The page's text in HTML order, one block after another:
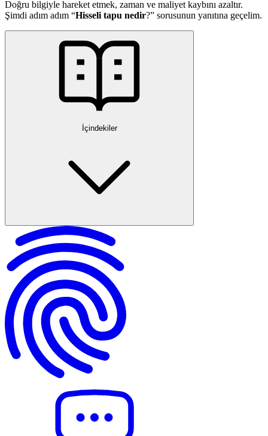
Doğru bilgiyle hareket etmek, zaman ve maliyet kaybını azaltır.
Şimdi adım adım “Hisseli tapu nedir?” sorusunun yanıtına geçelim.
İçindekiler
Hisseli Tapu Nedir?
Elbirliği ve Paylı Mülkiyet Kavramları
Hisseli Tapuda Pay Oranları ve Paydaşlar
Hisseli Tapuda Mülkiyet Hakları
Hisseli Tapu ile Tam Tapu Arasındaki Farklar
Hisseli Tapuda Kullanım Hakları
Hisseli Tapuda Kısıtlamalar
Hisseli Tapu Satışı Nasıl Yapılır?
Hisseli Tapuda Riskler ve Dezavantajlar
Sık Yapılan Hatalar ve Dikkat Edilmesi Gerekenler
Hisseli Tapunun Tanımı ve Özellikleri